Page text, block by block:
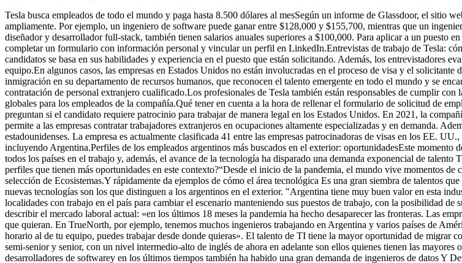
Tesla busca empleados de todo el mundo y paga hasta 8.500 dólares al mesSegún un informe de Glassdoor, el sitio
ampliamente. Por ejemplo, un ingeniero de software puede ganar entre $128,000 y $155,700, mientras que un
diseñador y desarrollador full-stack, también tienen salarios anuales superiores a $100,000. Para aplicar a un puesto
completar un formulario con información personal y vincular un perfil en LinkedIn.Entrevistas de trabajo de Tesla:
candidatos se basa en sus habilidades y experiencia en el puesto que están solicitando. Además, los entrevistadores
equipo.En algunos casos, las empresas en Estados Unidos no están involucradas en el proceso de visa y el
inmigración en su departamento de recursos humanos, que reconocen el talento emergente en todo el mundo y se
contratación de personal extranjero cualificado.Los profesionales de Tesla también están responsables de cumplir
globales para los empleados de la compañía.Qué tener en cuenta a la hora de rellenar el formulario de solicitud de
preguntan si el candidato requiere patrocinio para trabajar de manera legal en los Estados Unidos. En 2021, la
permite a las empresas contratar trabajadores extranjeros en ocupaciones altamente especializadas y en demanda.
estadounidenses. La empresa es actualmente clasificada 41 entre las empresas patrocinadoras de visas en los EE.
incluyendo Argentina.Perfiles de los empleados argentinos más buscados en el exterior: oportunidadesEste momento
todos los países en el trabajo y, además, el avance de la tecnología ha disparado una demanda exponencial de
perfiles que tienen más oportunidades en este contexto?“Desde el inicio de la pandemia, el mundo vive momentos
selección de Ecosistemas.Y rápidamente da ejemplos de cómo el área tecnológica Es una gran siembra de talentos
nuevas tecnologías son los que distinguen a los argentinos en el exterior. "Argentina tiene muy buen valor en esta
localidades con trabajo en el país para cambiar el escenario manteniendo sus puestos de trabajo, con la posibilidad
describir el mercado laboral actual: «en los últimos 18 meses la pandemia ha hecho desaparecer las fronteras. Las
que quieran. En TrueNorth, por ejemplo, tenemos muchos ingenieros trabajando en Argentina y varios países de
horario al de tu equipo, puedes trabajar desde donde quieras». El talento de TI tiene la mayor oportunidad de migrar
semi-senior y senior, con un nivel intermedio-alto de inglés de ahora en adelante son ellos quienes tienen las
desarrolladores de softwarey en los últimos tiempos también ha habido una gran demanda de ingenieros de datos Y